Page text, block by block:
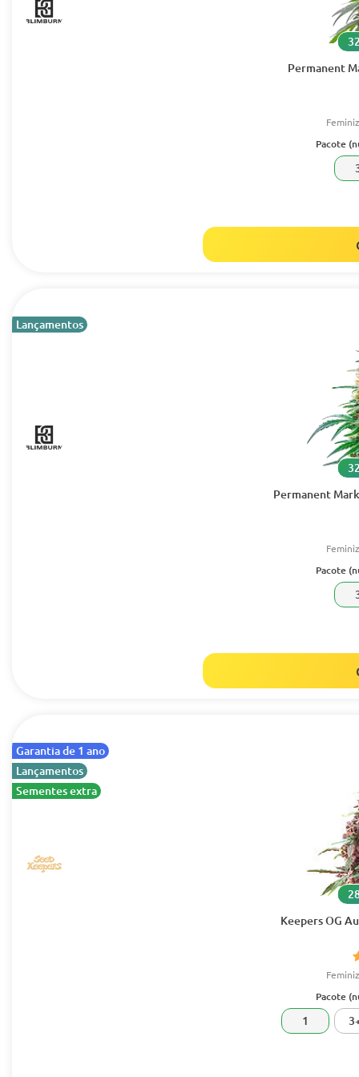
Permanent
Pacote
Lançamentos
Permanent
Pacote
Garantia de 1 ano
Lançamentos
Sementes extra
Keepers OG
Pacote
1